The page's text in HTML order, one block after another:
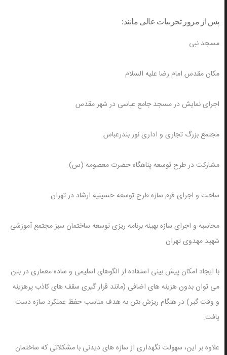
پس از مرور تجربیات عالی مانند:
مسجد نبی
مکان مقدس امام رضا علیه السلام
اجرای نمایش در مسجد جامع عباسی در شهر مقدس
مجتمع بزرگ تجاری و اداری نور بندرعباس
مشارکت در طرح توسعه پناهگاه حضرت معصومه (س).
ساخت و اجرای فرم سازه طرح توسعه حسینیه ارشاد در تهران
محاسبه و اجرای سازه بهینه برنامه ریزی توسعه ساختمان سبز مجتمع آموزشی
شهید مهدوی تهران
با ایجاد امکان پیش بینی استفاده از الگوهای اسلیمی و ساده معماری در بتن
می توان بدون هزینه های اضافی (مانند قرار گیری سقف های کاذب پرهزینه
و وقت گیر) در هنگام ریزش بتن به هدف مناسب حفظ عملکرد سازه دست
یافت.
علاوه بر این، سهولت نگهداری از سازه های دیدنی با مشکلاتی که ساختمان